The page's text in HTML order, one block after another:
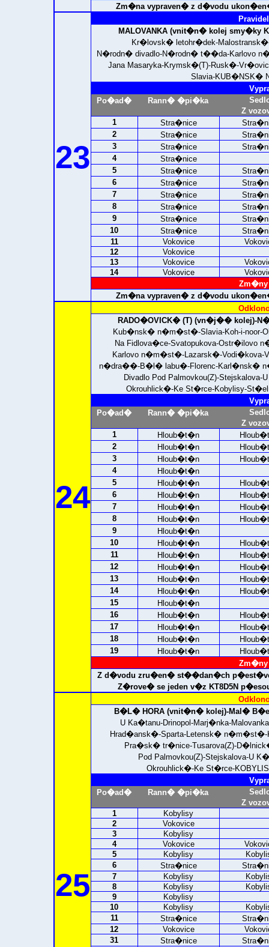
Zm�na vypraven� z d�vodu
23
MALOVANKA (vnit�n� kolej smy�ky
Kr�lovsk� letohr�dek-
N�rodn� divadlo-N�rodn� t��da-
Jana Masaryka-Krymsk�(T)-Rusk�-
Slavia-KUB�NSK�
Po�ad�
Rann� �pi�ka
Z
1
Stra�nice
2
Stra�nice
3
Stra�nice
4
Stra�nice
5
Stra�nice
6
Stra�nice
7
Stra�nice
8
Stra�nice
9
Stra�nice
10
Stra�nice
11
Vokovice
12
Vokovice
13
Vokovice
14
Vokovice
Zm�ny
Zm�na vypraven� z d�vodu
24
RADO�OVICK� (T) (vn�j�� kolej)-
Kub�nsk� n�m�st�-Slavia-Koh-i-noor-
Na Fidlova�ce-Svatopukova-Ostr�ilovo
Karlovo n�m�st�-Lazarsk�-
n�dra��-B�l� labu�-Florenc-Karl�nsk�
Divadlo Pod Palmovkou(Z)-
Okrouhlick�-Ke St�rce-Kobylisy-
Po�ad�
Rann� �pi�ka
Z
1
Hloub�t�n
2
Hloub�t�n
3
Hloub�t�n
4
Hloub�t�n
5
Hloub�t�n
6
Hloub�t�n
7
Hloub�t�n
8
Hloub�t�n
9
Hloub�t�n
10
Hloub�t�n
11
Hloub�t�n
12
Hloub�t�n
13
Hloub�t�n
14
Hloub�t�n
15
Hloub�t�n
16
Hloub�t�n
17
Hloub�t�n
18
Hloub�t�n
19
Hloub�t�n
Zm�ny
Z d�vodu zru�en� st��dan�ch
Z�rove� se jeden v�z KT8D5N
25
B�L� HORA (vnit�n� kolej)-Mal�
U Ka�tanu-Drinopol-Marj�nka-
Hrad�ansk�-Sparta-Letensk�
Pra�sk� tr�nice-Tusarova(Z)-
Pod Palmovkou(Z)-Stejskalova-U
Okrouhlick�-Ke St�rce-
Po�ad�
Rann� �pi�ka
Z
1
Kobylisy
2
Vokovice
3
Kobylisy
4
Vokovice
5
Kobylisy
6
Stra�nice
7
Kobylisy
8
Kobylisy
9
Kobylisy
10
Kobylisy
11
Stra�nice
12
Vokovice
31
Stra�nice